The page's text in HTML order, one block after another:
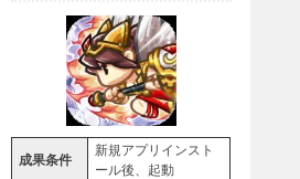
成果条件
新規アプリインスト
ール後、起動